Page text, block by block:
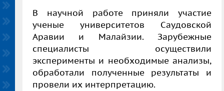
В научной работе приняли участие
ученые университетов Саудовской
Аравии и Малайзии. Зарубежные
специалисты осуществили
эксперименты и необходимые анализы,
обработали полученные результаты и
провели их интерпретацию.